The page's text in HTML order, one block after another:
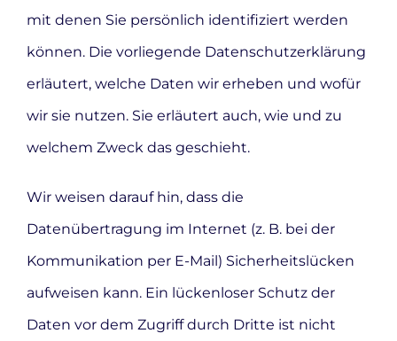
mit denen Sie persönlich identifiziert werden
können. Die vorliegende Datenschutzerklärung
erläutert, welche Daten wir erheben und wofür
wir sie nutzen. Sie erläutert auch, wie und zu
welchem Zweck das geschieht.
Wir weisen darauf hin, dass die
Datenübertragung im Internet (z. B. bei der
Kommunikation per E-Mail) Sicherheitslücken
aufweisen kann. Ein lückenloser Schutz der
Daten vor dem Zugriff durch Dritte ist nicht